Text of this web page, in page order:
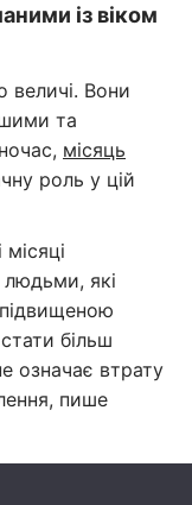
із віком
величі. Вони
та
місяць
роль у цій
які
більш
означає втрату
пише